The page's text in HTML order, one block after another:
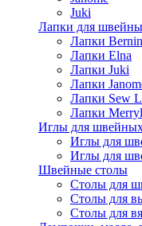
Juki
Лапки для
Лапки
Лапки Elna
Лапки Juki
Лапки
Лапки Sew
Лапки
Иглы для
Иглы для
Иглы для
Швейные столы
Столы для
Столы для
Столы для